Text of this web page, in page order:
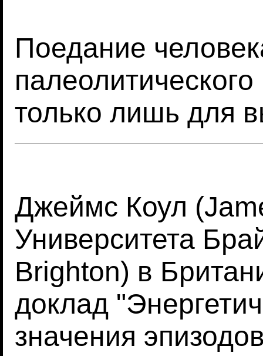
Поедание
только лишь для
Джеймс Коул
Университета
Brighton) в
доклад
значения